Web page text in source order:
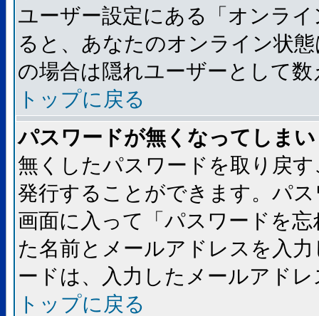
ユーザー設定にある「オンラ
ると、あなたのオンライン状
の場合は隠れユーザーとして
トップに戻る
パスワードが無くなってしま
無くしたパスワードを取り戻
発行することができます。パ
画面に入って「パスワードを
た名前とメールアドレスを入
ードは、入力したメールアド
トップに戻る